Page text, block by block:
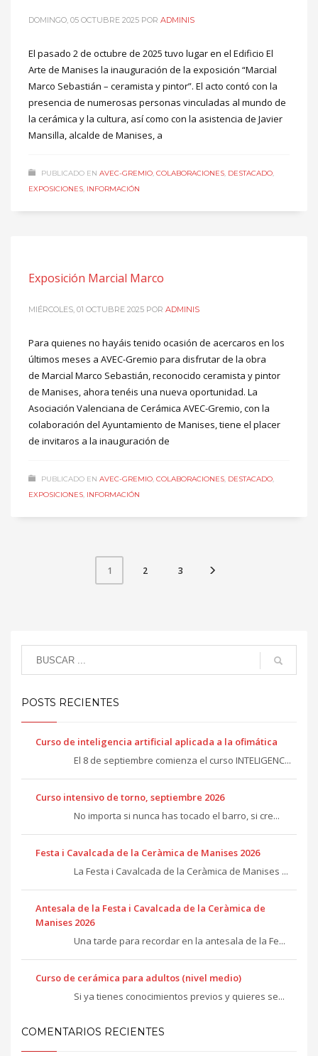
DOMINGO, 05 OCTUBRE 2025 POR ADMINIS
El pasado 2 de octubre de 2025 tuvo lugar en el Edificio El
Arte de Manises la inauguración de la exposición “Marcial
Marco Sebastián – ceramista y pintor”. El acto contó con la
presencia de numerosas personas vinculadas al mundo de
la cerámica y la cultura, así como con la asistencia de Javier
Mansilla, alcalde de Manises, a
PUBLICADO EN AVEC-GREMIO, COLABORACIONES, DESTACADO,
EXPOSICIONES, INFORMACIÓN
Exposición Marcial Marco
MIÉRCOLES, 01 OCTUBRE 2025 POR ADMINIS
Para quienes no hayáis tenido ocasión de acercaros en los
últimos meses a AVEC-Gremio para disfrutar de la obra
de Marcial Marco Sebastián, reconocido ceramista y pintor
de Manises, ahora tenéis una nueva oportunidad. La
Asociación Valenciana de Cerámica AVEC-Gremio, con la
colaboración del Ayuntamiento de Manises, tiene el placer
de invitaros a la inauguración de
PUBLICADO EN AVEC-GREMIO, COLABORACIONES, DESTACADO,
EXPOSICIONES, INFORMACIÓN
1 2 3
POSTS RECIENTES
Curso de inteligencia artificial aplicada a la ofimática
El 8 de septiembre comienza el curso INTELIGENC...
Curso intensivo de torno, septiembre 2026
No importa si nunca has tocado el barro, si cre...
Festa i Cavalcada de la Ceràmica de Manises 2026
La Festa i Cavalcada de la Ceràmica de Manises ...
Antesala de la Festa i Cavalcada de la Ceràmica de
Manises 2026
Una tarde para recordar en la antesala de la Fe...
Curso de cerámica para adultos (nivel medio)
Si ya tienes conocimientos previos y quieres se...
COMENTARIOS RECIENTES